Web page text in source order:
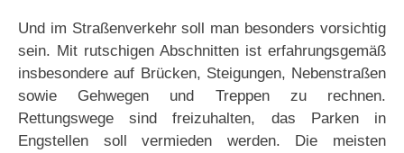
Und im Straßenverkehr soll man besonders vorsichtig
sein. Mit rutschigen Abschnitten ist erfahrungsgemäß
insbesondere auf Brücken, Steigungen, Nebenstraßen
sowie Gehwegen und Treppen zu rechnen.
Rettungswege sind freizuhalten, das Parken in
Engstellen soll vermieden werden. Die meisten